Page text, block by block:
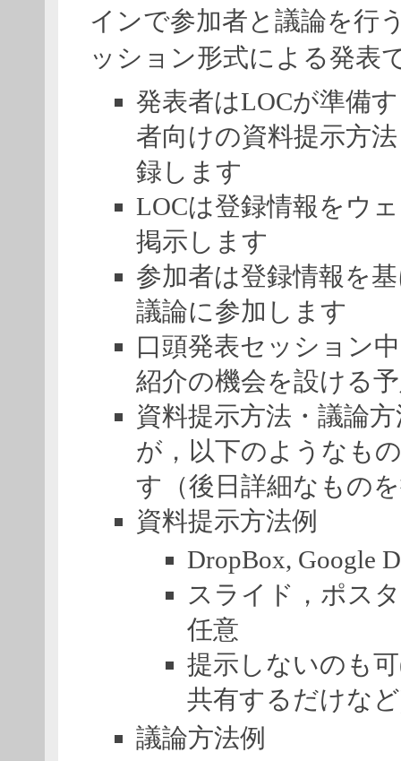
インで参加者と議論を行
ッション形式による発表
発表者はLOCが準備
者向けの資料提示方
録します
LOCは登録情報をウ
掲示します
参加者は登録情報を
議論に参加します
口頭発表セッション
紹介の機会を設ける
資料提示方法・議論
が，以下のようなも
す（後日詳細なもの
資料提示方法例
DropBox, Google
スライド，ポス
任意
提示しないのも
共有するだけな
議論方法例